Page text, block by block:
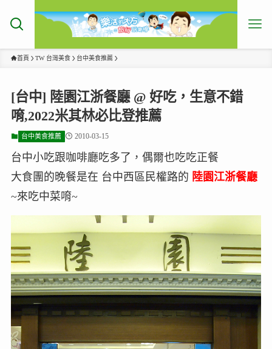
首頁 TW 台灣美食 台中美食推薦
[台中] 陸園江浙餐廳 @ 好吃，生意不錯
唷,2022米其林必比登推薦
台中美食推薦 2010-03-15
台中小吃跟咖啡廳吃多了，偶爾也吃吃正餐
大食團的晚餐是在 台中西區民權路的 陸園江浙餐廳
~來吃中菜唷~